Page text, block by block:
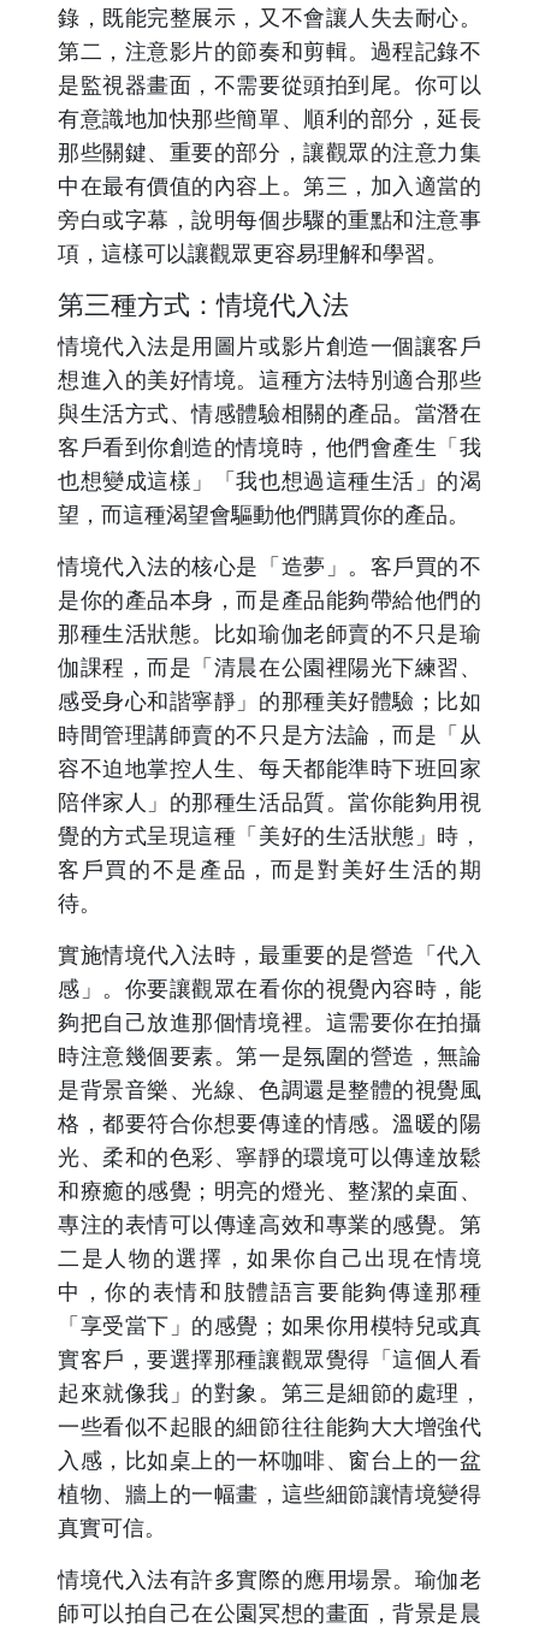
錄，既能完整展示，又不會讓人失去耐心。
第二，注意影片的節奏和剪輯。過程記錄不
是監視器畫面，不需要從頭拍到尾。你可以
有意識地加快那些簡單、順利的部分，延長
那些關鍵、重要的部分，讓觀眾的注意力集
中在最有價值的內容上。第三，加入適當的
旁白或字幕，說明每個步驟的重點和注意事
項，這樣可以讓觀眾更容易理解和學習。
第三種方式：情境代入法
情境代入法是用圖片或影片創造一個讓客戶
想進入的美好情境。這種方法特別適合那些
與生活方式、情感體驗相關的產品。當潛在
客戶看到你創造的情境時，他們會產生「我
也想變成這樣」「我也想過這種生活」的渴
望，而這種渴望會驅動他們購買你的產品。
情境代入法的核心是「造夢」。客戶買的不
是你的產品本身，而是產品能夠帶給他們的
那種生活狀態。比如瑜伽老師賣的不只是瑜
伽課程，而是「清晨在公園裡陽光下練習、
感受身心和諧寧靜」的那種美好體驗；比如
時間管理講師賣的不只是方法論，而是「从
容不迫地掌控人生、每天都能準時下班回家
陪伴家人」的那種生活品質。當你能夠用視
覺的方式呈現這種「美好的生活狀態」時，
客戶買的不是產品，而是對美好生活的期
待。
實施情境代入法時，最重要的是營造「代入
感」。你要讓觀眾在看你的視覺內容時，能
夠把自己放進那個情境裡。這需要你在拍攝
時注意幾個要素。第一是氛圍的營造，無論
是背景音樂、光線、色調還是整體的視覺風
格，都要符合你想要傳達的情感。溫暖的陽
光、柔和的色彩、寧靜的環境可以傳達放鬆
和療癒的感覺；明亮的燈光、整潔的桌面、
專注的表情可以傳達高效和專業的感覺。第
二是人物的選擇，如果你自己出現在情境
中，你的表情和肢體語言要能夠傳達那種
「享受當下」的感覺；如果你用模特兒或真
實客戶，要選擇那種讓觀眾覺得「這個人看
起來就像我」的對象。第三是細節的處理，
一些看似不起眼的細節往往能夠大大增強代
入感，比如桌上的一杯咖啡、窗台上的一盆
植物、牆上的一幅畫，這些細節讓情境變得
真實可信。
情境代入法有許多實際的應用場景。瑜伽老
師可以拍自己在公園冥想的畫面，背景是晨